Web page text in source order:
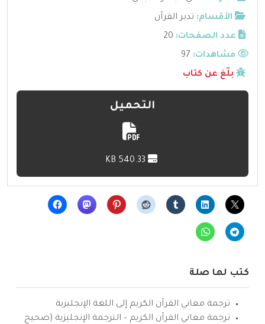
الأقسام: تدبر القرآن
عدد الصفحات: 20
مشاهدات:
بلّغ عن كتاب
التحميل
كتب لها صلة
ترجمة معاني القرآن الكريم إلى اللغة الإنجليزية
ترجمة معاني القرآن الكريم – الترجمة الإنجليزية (صحيح